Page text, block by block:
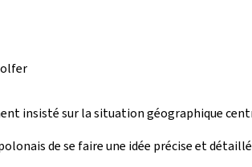
insisté sur la situation géographique
de se faire une idée précise et